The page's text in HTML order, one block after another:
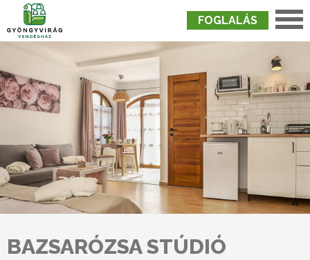
FOGLALÁS
› Bazsarózsa Stúdió
BAZSARÓZSA STÚDIÓ